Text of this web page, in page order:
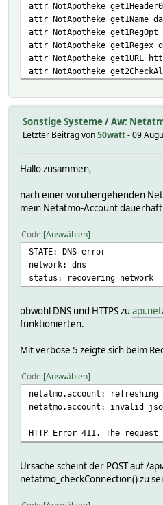
attr NotApotheke
attr NotApotheke get1Name
attr NotApotheke get1RegOpt
attr NotApotheke
attr NotApotheke get1URL
attr NotApotheke
attr NotApotheke
attr NotApotheke
attr NotApotheke
attr NotApotheke
attr NotApotheke
attr NotApotheke get2Name
attr NotApotheke get2URL
attr NotApotheke icon
attr NotApotheke
attr NotApotheke
attr NotApotheke
attr NotApotheke
attr NotApotheke
attr NotApotheke
attr NotApotheke
attr NotApotheke
attr NotApotheke
attr NotApotheke
attr NotApotheke
attr NotApotheke
attr NotApotheke
attr NotApotheke
attr NotApotheke
attr NotApotheke
Sonstige Systeme/Aw:
Letzter Beitrag von50watt- 09
Hallo zusammen,
nach einer vorübergehenden
mein Netatmo-Account
Code Auswählen
STATE: DNS error
network: dns
status: recovering network
obwohl DNS und HTTPS zu
funktionierten.
Mit verbose 5 zeigte sich beim
Code Auswählen
netatmo.account:
netatmo.account: invalid
HTTP Error 411. The
Ursache scheint der POST auf /
netatmo_checkConnection() zu